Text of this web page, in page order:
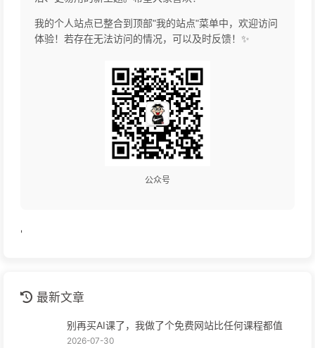
我的个人站点已整合到顶部"我的站点"菜单中，欢迎访问
体验！若存在无法访问的情况，可以及时反馈！✨
公众号
'
最新文章
别再买AI课了，我做了个免费网站比任何课程都值
2026-07-30